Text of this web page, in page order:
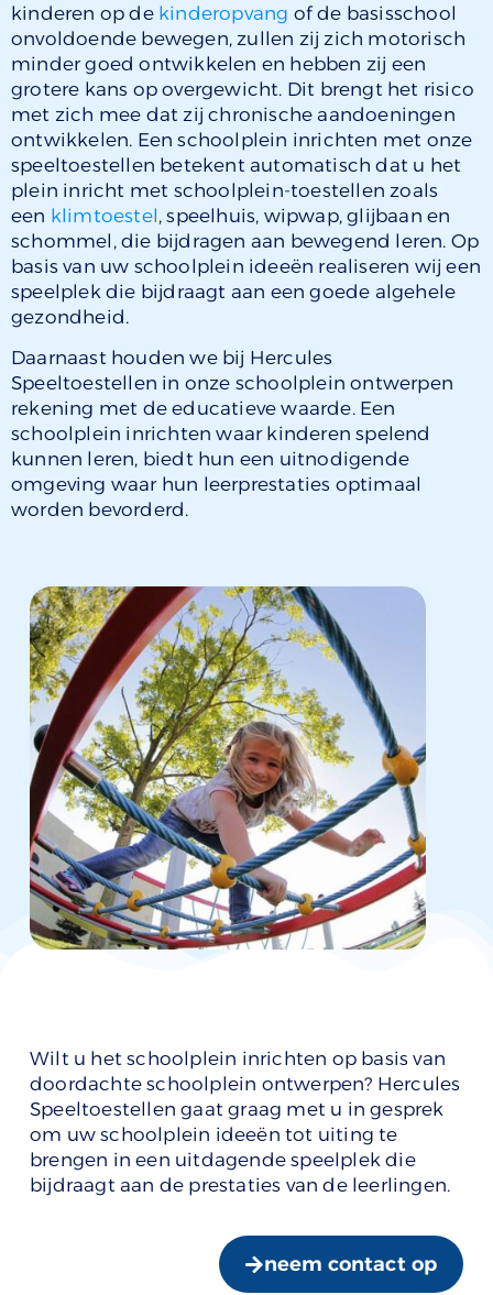
kinderen op de kinderopvang of de basisschool
onvoldoende bewegen, zullen zij zich motorisch
minder goed ontwikkelen en hebben zij een
grotere kans op overgewicht. Dit brengt het risico
met zich mee dat zij chronische aandoeningen
ontwikkelen. Een schoolplein inrichten met onze
speeltoestellen betekent automatisch dat u het
plein inricht met schoolplein-toestellen zoals
een klimtoestel, speelhuis, wipwap, glijbaan en
schommel, die bijdragen aan bewegend leren. Op
basis van uw schoolplein ideeën realiseren wij een
speelplek die bijdraagt aan een goede algehele
gezondheid.
Daarnaast houden we bij Hercules
Speeltoestellen in onze schoolplein ontwerpen
rekening met de educatieve waarde. Een
schoolplein inrichten waar kinderen spelend
kunnen leren, biedt hun een uitnodigende
omgeving waar hun leerprestaties optimaal
worden bevorderd.
Wilt u het schoolplein inrichten op basis van
doordachte schoolplein ontwerpen? Hercules
Speeltoestellen gaat graag met u in gesprek
om uw schoolplein ideeën tot uiting te
brengen in een uitdagende speelplek die
bijdraagt aan de prestaties van de leerlingen.
neem contact op